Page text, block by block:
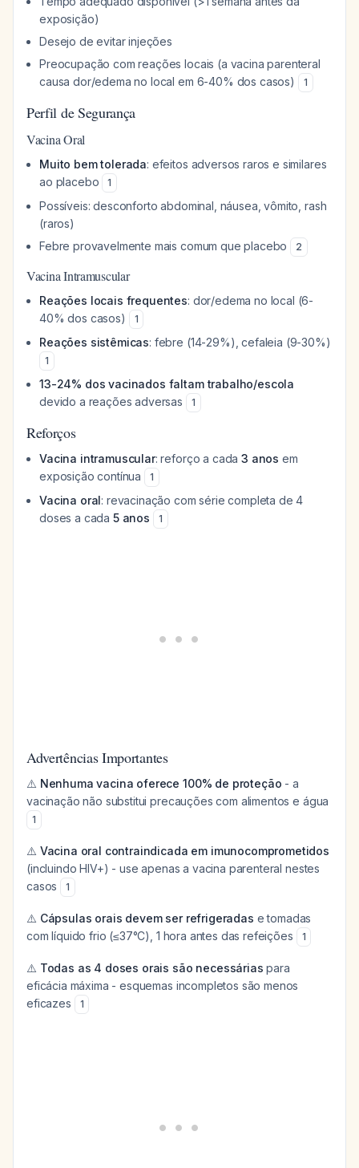
exposição)
Desejo de evitar injeções
Preocupação com reações locais (a vacina parenteral
causa dor/edema no local em 6-40% dos casos)
1
Perfil de Segurança
Vacina Oral
Muito bem tolerada: efeitos adversos raros e similares
ao placebo
1
Possíveis: desconforto abdominal, náusea, vômito, rash
(raros)
Febre provavelmente mais comum que placebo
2
Vacina Intramuscular
Reações locais frequentes: dor/edema no local (6-
40% dos casos)
1
Reações sistêmicas: febre (14-29%), cefaleia (9-30%)
1
13-24% dos vacinados faltam trabalho/escola
devido a reações adversas
1
Reforços
Vacina intramuscular: reforço a cada3 anos em
exposição contínua
1
Vacina oral: revacinação com série completa de 4
doses a cada 5 anos 1
Advertências Importantes
⚠️ Nenhuma vacina oferece 100% de proteção - a
vacinação não substitui precauções com alimentos e água
1
⚠️ Vacina oral contraindicada em imunocomprometidos
(incluindo HIV+) - use apenas a vacina parenteral nestes
casos
1
⚠️ Cápsulas orais devem ser refrigeradas e tomadas
com líquido frio (≤37°C), 1 hora antes das refeições
1
⚠️ Todas as 4 doses orais são necessárias para
eficácia máxima - esquemas incompletos são menos
eficazes
1